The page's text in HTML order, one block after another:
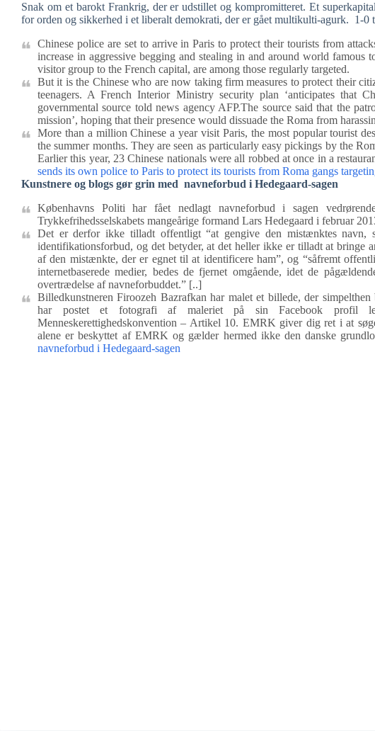
Snak om et barokt Frankrig, der er udstillet og kompromitteret. Et
for orden og sikkerhed i et liberalt demokrati, der er gået multikulti-agurk. 1-
Chinese police are set to arrive in Paris to protect their tourists from
increase in aggressive begging and stealing in and around world famous
visitor group to the French capital, are among those regularly targeted.
But it is the Chinese who are now taking firm measures to protect their
teenagers. A French Interior Ministry security plan ‘anticipates that
governmental source told news agency AFP.The source said that the
mission’, hoping that their presence would dissuade the Roma from
More than a million Chinese a year visit Paris, the most popular tourist
the summer months. They are seen as particularly easy pickings by the
Earlier this year, 23 Chinese nationals were all robbed at once in a
sends its own police to Paris to protect its tourists from Roma gangs
Kunstnere og blogs gør grin med navneforbud i Hedegaard-sagen
Københavns Politi har fået nedlagt navneforbud i sagen
Trykkefrihedsselskabets mangeårige formand Lars Hedegaard i februar
Det er derfor ikke tilladt offentligt “at gengive den mistænktes
identifikationsforbud, og det betyder, at det heller ikke er tilladt at bringe
af den mistænkte, der er egnet til at identificere ham”, og “såfremt
internetbaserede medier, bedes de fjernet omgående, idet de
overtrædelse af navneforbuddet.” [..]
Billedkunstneren Firoozeh Bazrafkan har malet et billede, der
har postet et fotografi af maleriet på sin Facebook profil
Menneskerettighedskonvention – Artikel 10. EMRK giver dig ret i at
alene er beskyttet af EMRK og gælder hermed ikke den danske
navneforbud i Hedegaard-sagen